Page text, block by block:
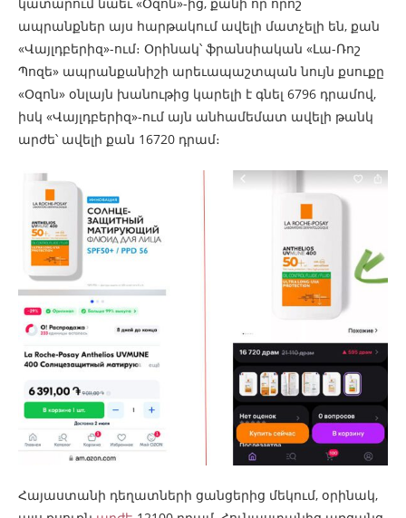
ապրանքներ այս հարթակում ավելի մատչելի են, քան
«Վայլդբերիզ»-ում։ Օրինակ՝ ֆրանսիական «Լա-Ռոշ
Պոզե» ապրանքանիշի արեւապաշտպան նույն քսուքը
«Օզոն» օնլայն խանութից կարելի է գնել 6796 դրամով,
իսկ «Վայլդբերիզ»-ում այն անհամեմատ ավելի թանկ
արժե՝ ավելի քան 16720 դրամ։
Հայաստանի դեղատների ցանցերից մեկում, օրինակ,